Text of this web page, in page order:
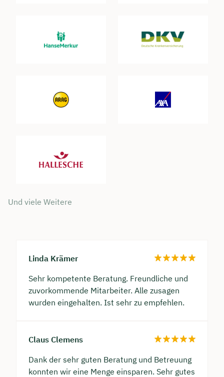
Und viele Weitere
Sehr kompetente Beratung. Freundliche und
zuvorkommende Mitarbeiter. Alle zusagen
wurden eingehalten. Ist sehr zu empfehlen.
Linda Krämer
Dank der sehr guten Beratung und Betreuung
konnten wir eine Menge einsparen. Sehr gutes
Claus Clemens